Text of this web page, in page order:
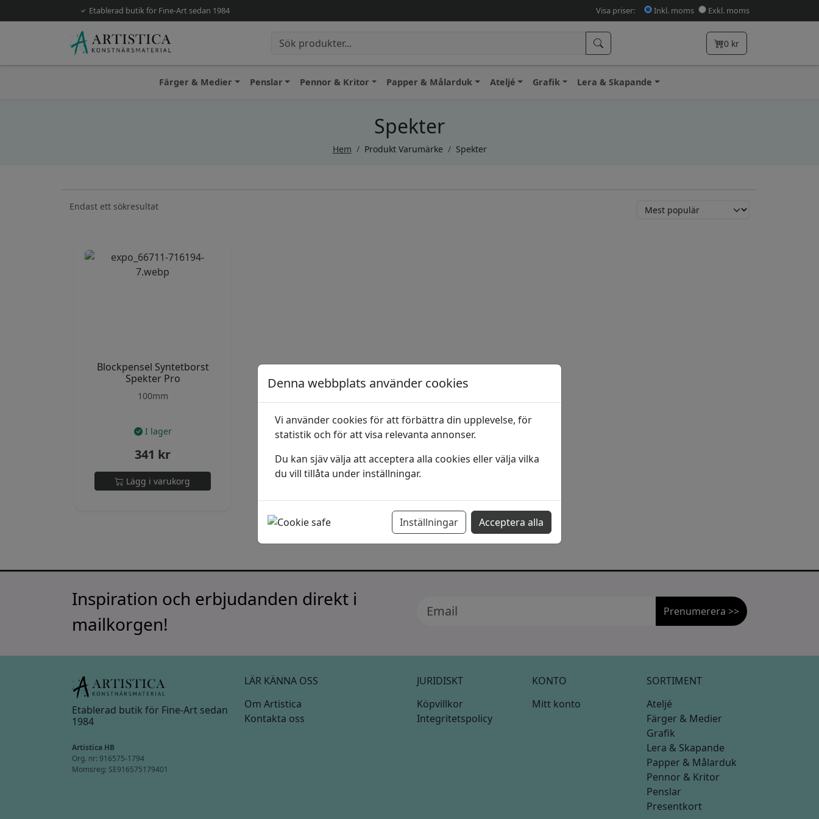
Etablerad butik för Fine-Art sedan 1984 Visa priser: Inkl. moms Exkl. moms
0 kr
Färger & Medier Penslar Pennor & Kritor Papper & Målarduk Ateljé Grafik Lera & Skapande
Spekter
Hem / Produkt Varumärke / Spekter
Endast ett sökresultat
Blockpensel Syntetborst
Spekter Pro
100mm
I lager
341 kr
Lägg i varukorg
Inspiration och erbjudanden direkt i
mailkorgen!
Prenumerera >>
Etablerad butik för Fine-Art sedan
1984
Artistica HB
Org. nr: 916575-1794
Momsreg: SE916575179401
LÄR KÄNNA OSS
Om Artistica
Kontakta oss
JURIDISKT
Köpvillkor
Integritetspolicy
KONTO
Mitt konto
SORTIMENT
Ateljé
Färger & Medier
Grafik
Lera & Skapande
Papper & Målarduk
Pennor & Kritor
Penslar
Presentkort
Denna webbplats använder cookies
Vi använder cookies för att förbättra din upplevelse, för
statistik och för att visa relevanta annonser.
Du kan sjäv välja att acceptera alla cookies eller välja vilka
du vill tillåta under inställningar.
Inställningar Acceptera alla